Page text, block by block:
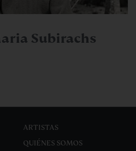
Subirachs
ARTISTAS
QUIÉNES SOMOS